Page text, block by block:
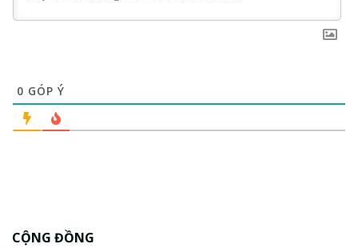
0 GÓP Ý
CỘNG ĐỒNG